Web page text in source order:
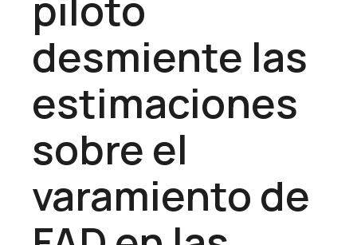
desmiente las
estimaciones
sobre el
varamiento de